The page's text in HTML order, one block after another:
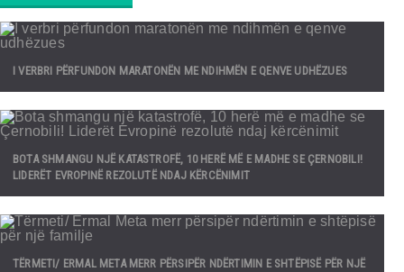
I VERBRI PËRFUNDON MARATONËN ME NDIHMËN E QENVE UDHËZUES
BOTA SHMANGU NJË KATASTROFË, 10 HERË MË E MADHE SE ÇERNOBILI!
LIDERËT EVROPINË REZOLUTË NDAJ KËRCËNIMIT
TËRMETI/ ERMAL META MERR PËRSIPËR NDËRTIMIN E SHTËPISË PËR NJË